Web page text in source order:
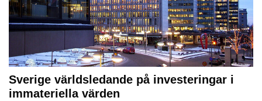
Sverige världsledande på investeringar i
immateriella värden